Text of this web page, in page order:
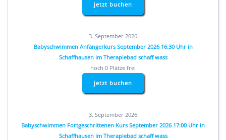
jetzt buchen
3. September 2026
Babyschwimmen Anfängerkurs September 2026 16:30 Uhr in
Schaffhausen im Therapiebad schaff wass
noch 0 Plätze frei
jetzt buchen
3. September 2026
Babyschwimmen Fortgeschrittenen Kurs September 2026 17:00 Uhr in
Schaffhausen im Therapiebad schaff wass